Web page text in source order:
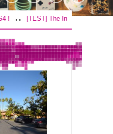
.. [TEST] The Inpatient sur PS4 /